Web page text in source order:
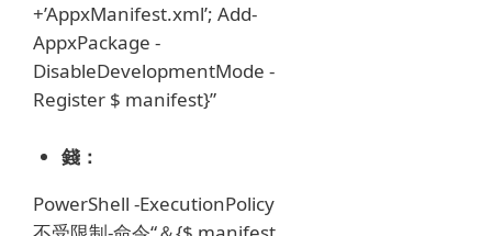
+’AppxManifest.xml’; Add-
AppxPackage -
DisableDevelopmentMode -
Register $ manifest}”
錢：
PowerShell -ExecutionPolicy